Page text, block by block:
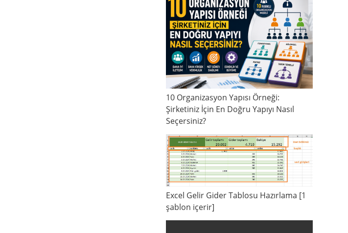
10 Organizasyon Yapısı Örneği:
Şirketiniz İçin En Doğru Yapıyı Nasıl
Seçersiniz?
Excel Gelir Gider Tablosu Hazırlama [1
şablon içerir]